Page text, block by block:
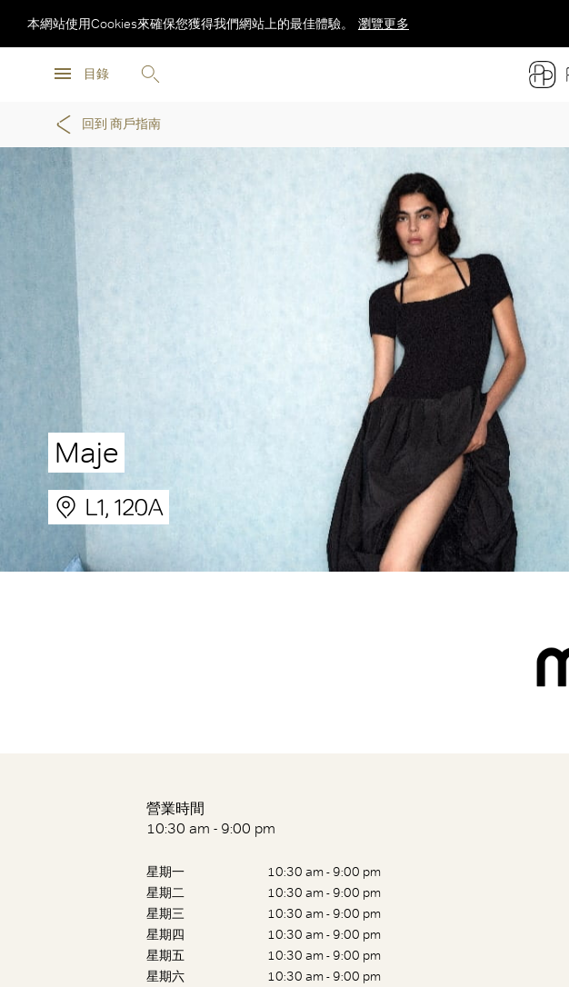
目錄
本網站使用Cookies來確保您獲得我們網站上的最佳體驗。 瀏覽更多
回到 商戶指南
Maje
L1, 120A
營業時間
10:30 am - 9:00 pm
星期一
10:30 am - 9:00 pm
星期二
10:30 am - 9:00 pm
星期三
10:30 am - 9:00 pm
星期四
10:30 am - 9:00 pm
星期五
10:30 am - 9:00 pm
星期六
10:30 am - 9:00 pm